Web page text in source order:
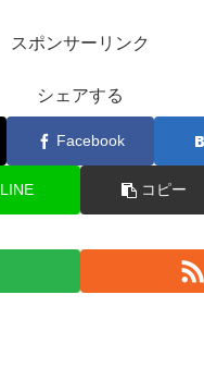
スポンサーリンク
シェアする
Facebook
LINE コピー